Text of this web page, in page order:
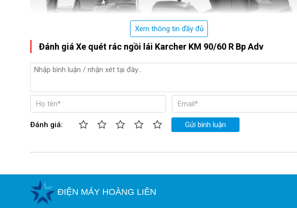
Xem thông tin đầy đủ
Đánh giá Xe quét rác ngồi lái Karcher KM 90/60 R Bp Adv
Đánh giá: Gửi bình luận
ĐIỆN MÁY HOÀNG LIÊN